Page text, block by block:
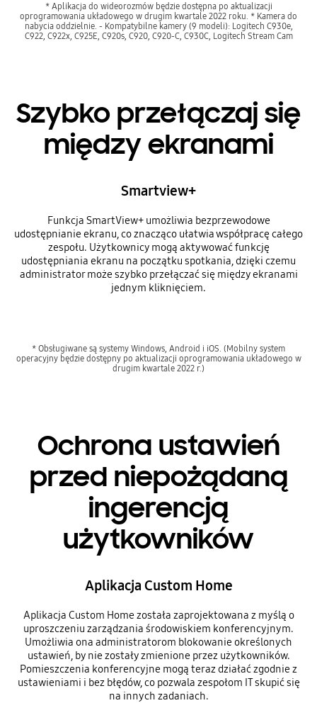
* Aplikacja do wideorozmów będzie dostępna po aktualizacji
oprogramowania układowego w drugim kwartale 2022 roku. * Kamera do
nabycia oddzielnie. - Kompatybilne kamery (9 modeli): Logitech C930e,
C922, C922x, C925E, C920s, C920, C920-C, C930C, Logitech Stream Cam
Szybko przełączaj się
między ekranami
Smartview+
Funkcja SmartView+ umożliwia bezprzewodowe
udostępnianie ekranu, co znacząco ułatwia współpracę całego
zespołu. Użytkownicy mogą aktywować funkcję
udostępniania ekranu na początku spotkania, dzięki czemu
administrator może szybko przełączać się między ekranami
jednym kliknięciem.
* Obsługiwane są systemy Windows, Android i iOS. (Mobilny system
operacyjny będzie dostępny po aktualizacji oprogramowania układowego w
drugim kwartale 2022 r.)
Ochrona ustawień
przed niepożądaną
ingerencją
użytkowników
Aplikacja Custom Home
Aplikacja Custom Home została zaprojektowana z myślą o
uproszczeniu zarządzania środowiskiem konferencyjnym.
Umożliwia ona administratorom blokowanie określonych
ustawień, by nie zostały zmienione przez użytkowników.
Pomieszczenia konferencyjne mogą teraz działać zgodnie z
ustawieniami i bez błędów, co pozwala zespołom IT skupić się
na innych zadaniach.